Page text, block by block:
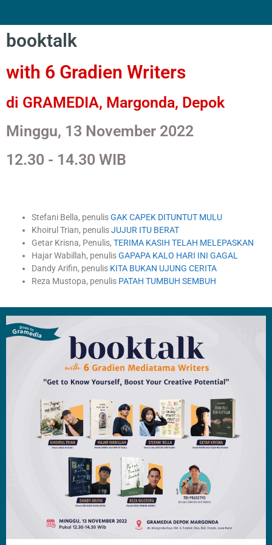
booktalk
with 6 Gradien Writers
di GRAMEDIA, Margonda, Depok
Minggu, 13 November 2022
12.30 - 14.30 WIB
Stefani Bella, penulisGAK CAPEK DITUNTUT MULU
Khoirul Trian, penulisJUJUR ITU BERAT
Getar Krisna, Penulis, TERIMA KASIH TELAH MELEPASKAN
Hajar Wabillah, penulisGAPAPA KALO HARI INI GAGAL
Dandy Arifin, penulis KITA BUKAN UJUNG CERITA
Reza Mustopa, penulis PATAH TUMBUH SEMBUH